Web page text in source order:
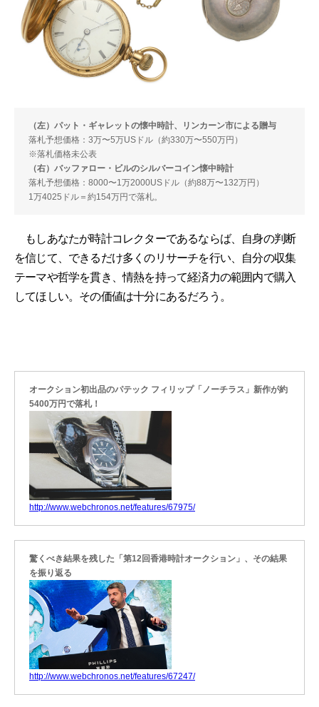
（左）パット・ギャレットの懐中時計、リンカーン市による贈与
落札予想価格：3万〜5万USドル（約330万〜550万円）
※落札価格未公表
（右）バッファロー・ビルのシルバーコイン懐中時計
落札予想価格：8000〜1万2000USドル（約88万〜132万円）
1万4025ドル＝約154万円で落札。
もしあなたが時計コレクターであるならば、自身の判断
を信じて、できるだけ多くのリサーチを行い、自分の収集
テーマや哲学を貫き、情熱を持って経済力の範囲内で購入
してほしい。その価値は十分にあるだろう。
オークション初出品のパテック フィリップ「ノーチラス」新作が約
5400万円で落札！
http://www.webchronos.net/features/67975/
驚くべき結果を残した「第12回香港時計オークション」、その結果
を振り返る
http://www.webchronos.net/features/67247/